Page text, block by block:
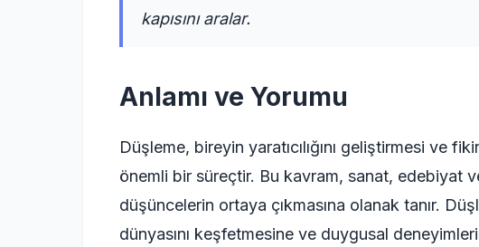
kapısını aralar.
Anlamı ve Yorumu
Düşleme, bireyin yaratıcılığını geliştirmesi ve
önemli bir süreçtir. Bu kavram, sanat, edebiyat
düşüncelerin ortaya çıkmasına olanak tanır.
dünyasını keşfetmesine ve duygusal